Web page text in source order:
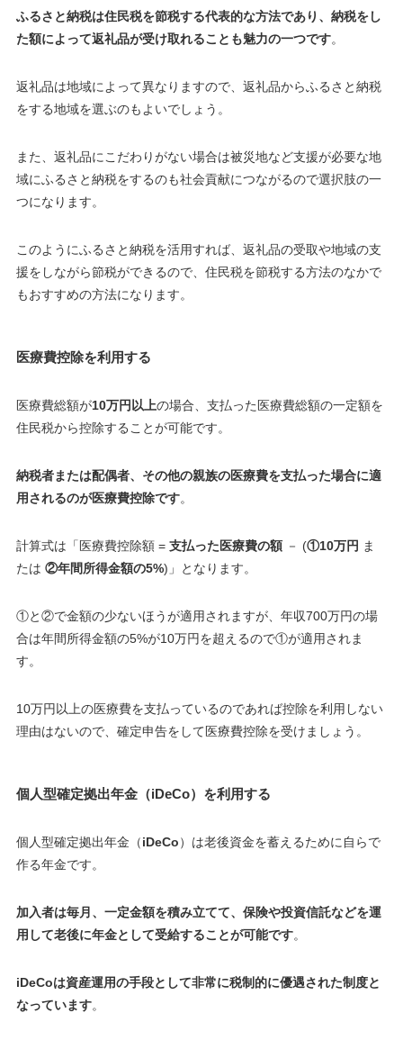
ふるさと納税は住民税を節税する代表的な方法であり、納税をし
た額によって返礼品が受け取れることも魅力の一つです。
返礼品は地域によって異なりますので、返礼品からふるさと納税
をする地域を選ぶのもよいでしょう。
また、返礼品にこだわりがない場合は被災地など支援が必要な地
域にふるさと納税をするのも社会貢献につながるので選択肢の一
つになります。
このようにふるさと納税を活用すれば、返礼品の受取や地域の支
援をしながら節税ができるので、住民税を節税する方法のなかで
もおすすめの方法になります。
医療費控除を利用する
医療費総額が10万円以上の場合、支払った医療費総額の一定額を
住民税から控除することが可能です。
納税者または配偶者、その他の親族の医療費を支払った場合に適
用されるのが医療費控除です。
計算式は「医療費控除額 = 支払った医療費の額－ (①10万円 ま
たは ②年間所得金額の5%)」となります。
①と②で金額の少ないほうが適用されますが、年収700万円の場
合は年間所得金額の5%が10万円を超えるので①が適用されま
す。
10万円以上の医療費を支払っているのであれば控除を利用しない
理由はないので、確定申告をして医療費控除を受けましょう。
個人型確定拠出年金（iDeCo）を利用する
個人型確定拠出年金（iDeCo）は老後資金を蓄えるために自らで
作る年金です。
加入者は毎月、一定金額を積み立てて、保険や投資信託などを運
用して老後に年金として受給することが可能です。
iDeCoは資産運用の手段として非常に税制的に優遇された制度と
なっています。